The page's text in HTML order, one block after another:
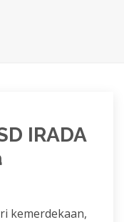
IRADA
kemerdekaan,